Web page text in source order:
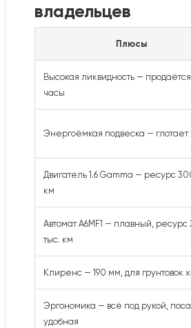
владельцев
Плюсы
Высокая ликвидность — продаётся
часы
Энергоёмкая подвеска — глотает
Двигатель 1.6 Gamma — ресурс
км
Автомат A6MF1 — плавный,
тыс. км
Клиренс — 190 мм, для грунтовок
Эргономика — всё под рукой,
удобная